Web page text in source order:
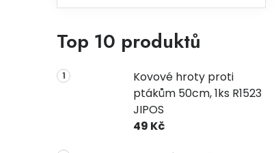
Top 10 produktů
Kovové hroty proti
ptákům 50cm, 1ks R1523
JIPOS
49 Kč